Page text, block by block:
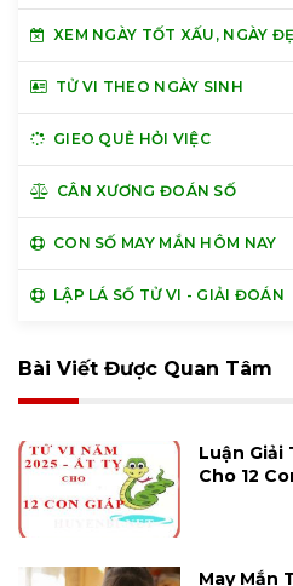
XEM NGÀY TỐT XẤU, NGÀY
TỬ VI THEO NGÀY SINH
GIEO QUẺ HỎI VIỆC
CÂN XƯƠNG ĐOÁN SỐ
CON SỐ MAY MẮN HÔM NAY
LẬP LÁ SỐ TỬ VI - GIẢI ĐOÁN
Bài Viết Được Quan Tâm
Luận Giải
Cho 12
May Mắn